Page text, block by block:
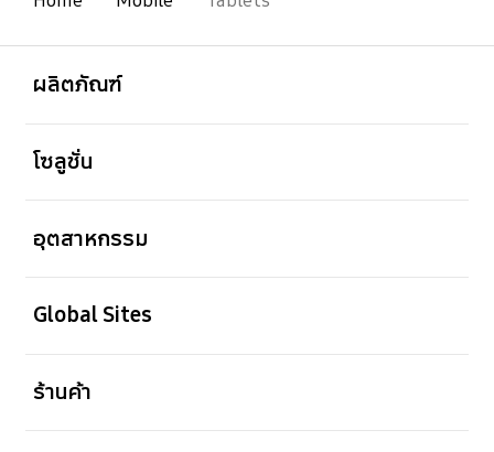
ผลิตภัณฑ์
โซลูชั่น
อุตสาหกรรม
Global Sites
ร้านค้า